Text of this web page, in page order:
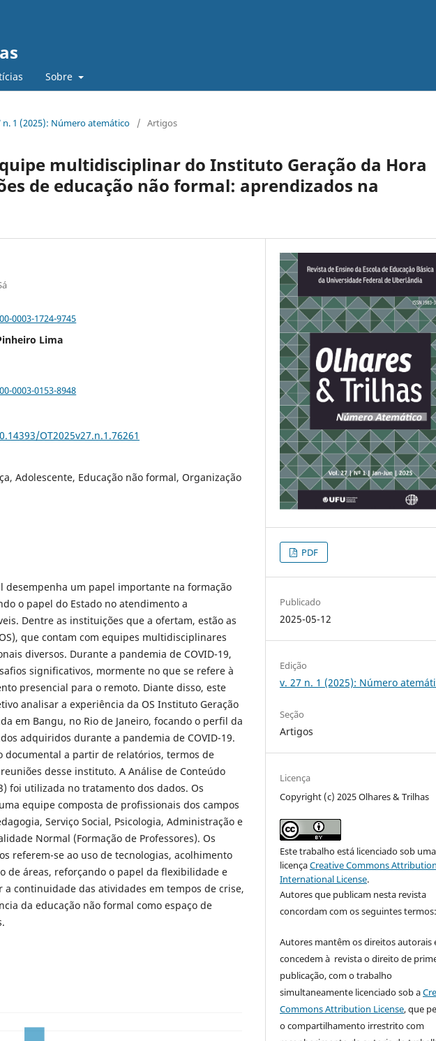
Sobre
n. 1 (2025): Número atemático / Artigos
multidisciplinar do Instituto Geração da Hora
de educação não formal: aprendizados na
0003-1724-9745
Lima
0003-0153-8948
OT2025v27.n.1.76261
Adolescente, Educação não formal, Organização
desempenha um papel importante na formação
o papel do Estado no atendimento a
Dentre as instituições que a ofertam, estão as
que contam com equipes multidisciplinares
diversos. Durante a pandemia de COVID-19,
significativos, mormente no que se refere à
presencial para o remoto. Diante disso, este
analisar a experiência da OS Instituto Geração
em Bangu, no Rio de Janeiro, focando o perfil da
adquiridos durante a pandemia de COVID-19.
documental a partir de relatórios, termos de
desse instituto. A Análise de Conteúdo
foi utilizada no tratamento dos dados. Os
equipe composta de profissionais dos campos
Serviço Social, Psicologia, Administração e
Normal (Formação de Professores). Os
referem-se ao uso de tecnologias, acolhimento
de áreas, reforçando o papel da flexibilidade e
a continuidade das atividades em tempos de crise,
da educação não formal como espaço de
PDF
Publicado
2025-05-12
Edição
v. 27 n. 1 (2025): Número
Seção
Artigos
Licença
Copyright (c) 2025 Olhares & Trilhas
Este trabalho está licenciado sob uma
licençaCreative Commons
International License.
Autores que publicam nesta revista
concordam com os seguintes termos:
Autores mantêm os direitos autorais
concedem à revista o direito de
publicação, com o trabalho
simultaneamente licenciado sob a
Commons Attribution License, que
o compartilhamento irrestrito com